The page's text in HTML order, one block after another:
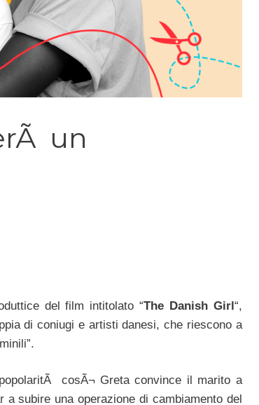
un
del film intitolato “The Danish Girl“,
di coniugi e artisti danesi, che riescono a
cosÃ¬ Greta convince il marito a
subire una operazione di cambiamento del